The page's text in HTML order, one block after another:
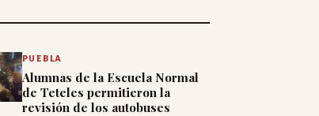
PUEBLA
Alumnas de la Escuela Normal
de Teteles permitieron la
revisión de los autobuses